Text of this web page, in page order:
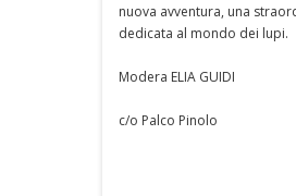
nuova avventura, una
dedicata al mondo dei lupi.
Modera ELIA GUIDI
c/o Palco Pinolo